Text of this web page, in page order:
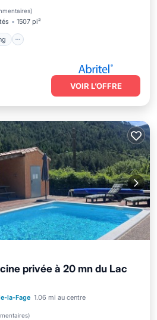
)
1507 pi²
VOIR L’OFFRE
privée à 20 mn du Lac
la-Fage 1.06 mi au centre
)
Parking
Piscine